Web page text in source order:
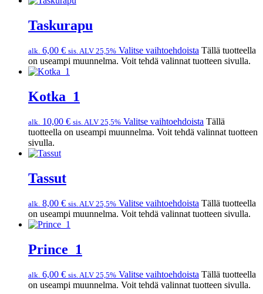
Taskurapu
alk. 6,00 € sis. ALV 25,5% Valitse vaihtoehdoista Tällä tuotteella
on useampi muunnelma. Voit tehdä valinnat tuotteen sivulla.
Kotka_1
alk. 10,00 € sis. ALV 25,5% Valitse vaihtoehdoista Tällä
tuotteella on useampi muunnelma. Voit tehdä valinnat tuotteen
sivulla.
Tassut
alk. 8,00 € sis. ALV 25,5% Valitse vaihtoehdoista Tällä tuotteella
on useampi muunnelma. Voit tehdä valinnat tuotteen sivulla.
Prince_1
alk. 6,00 € sis. ALV 25,5% Valitse vaihtoehdoista Tällä tuotteella
on useampi muunnelma. Voit tehdä valinnat tuotteen sivulla.